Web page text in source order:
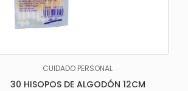
CUIDADO PERSONAL
30 HISOPOS DE ALGODÓN 12CM